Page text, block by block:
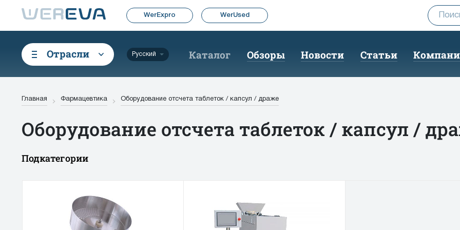
WerExpro WerUsed
Отрасли Русский Каталог Обзоры Новости Статьи
Главная Фармацевтика Оборудование отсчета таблеток / капсул / драже
Оборудование отсчета таблеток / капсул /
Подкатегории